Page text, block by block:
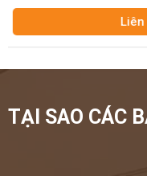
TẠI SAO CÁC